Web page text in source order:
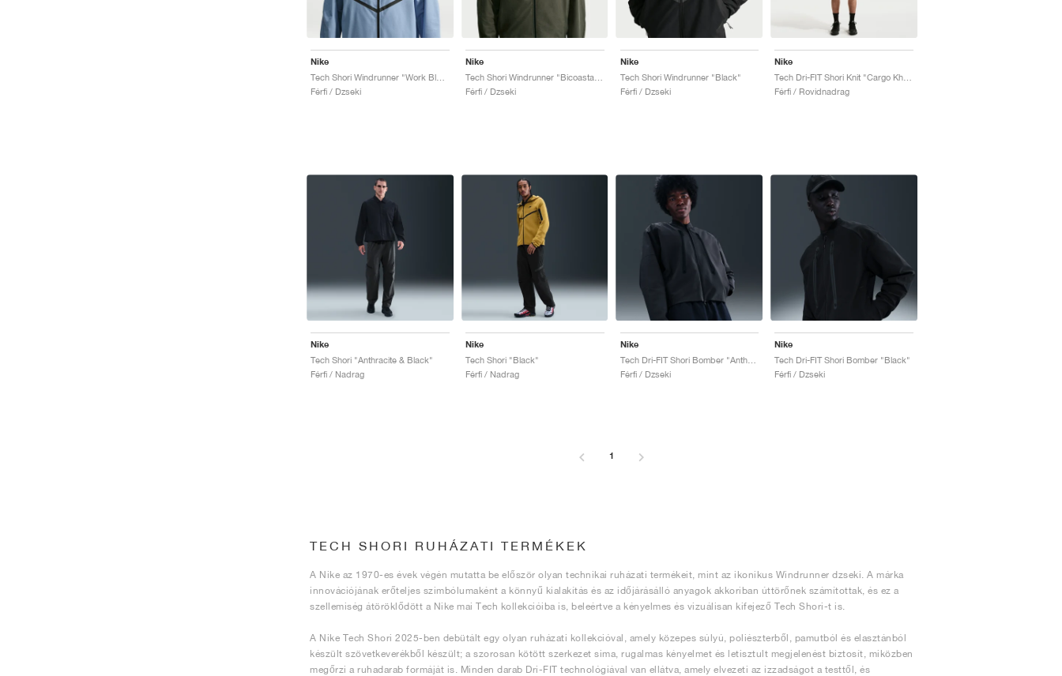
Nike
Férfi / Dzseki
Nike
Férfi / Dzseki
Nike
Tech Shori Windrunner "Black"
Férfi / Dzseki
Nike
Férfi / Rovidnadrag
Nike
Tech Shori "Anthracite & Black"
Férfi / Nadrag
Nike
Tech Shori "Black"
Férfi / Nadrag
Nike
Tech Dri-FIT Shori Bomber "Anthracite & Black"
Férfi / Dzseki
Nike
Tech Dri-FIT Shori Bomber "Black"
Férfi / Dzseki
1
TECH SHORI RUHÁZATI TERMÉKEK
A Nike az 1970-es évek végén mutatta be először olyan technikai ruházati termékeit, mint az ikonikus Windrunner dzseki. A márka
innovációjának erőteljes szimbólumaként a könnyű kialakítás és az időjárásálló anyagok akkoriban úttörőnek számítottak, és ez a
szellemiség átöröklődött a Nike mai Tech kollekcióiba is, beleértve a kényelmes és vizuálisan kifejező Tech Shori-t is.
A Nike Tech Shori 2025-ben debütált egy olyan ruházati kollekcióval, amely közepes súlyú, poliészterből, pamutból és elasztánból
készült szövetkeverékből készült; a szorosan kötött szerkezet sima, rugalmas kényelmet és letisztult megjelenést biztosít, miközben
megőrzi a ruhadarab formáját is. Minden darab Dri-FIT technológiával van ellátva, amely elvezeti az izzadságot a testtől, és